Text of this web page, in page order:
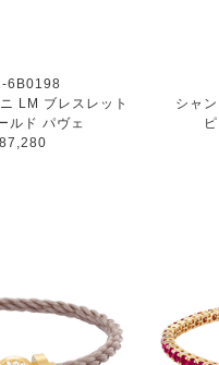
6B0198
LM ブレスレット
ルド パヴェ
シャ